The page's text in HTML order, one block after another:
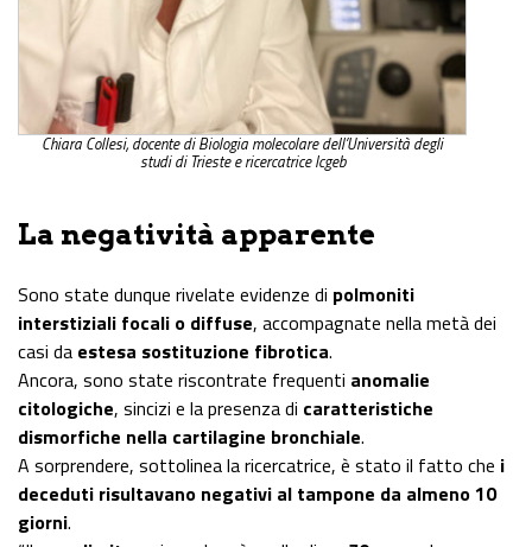
Chiara Collesi, docente di Biologia molecolare dell’Università degli
studi di Trieste e ricercatrice Icgeb
La negatività apparente
Sono state dunque rivelate evidenze di polmoniti
interstiziali focali o diffuse, accompagnate nella metà dei
casi da estesa sostituzione fibrotica.
Ancora, sono state riscontrate frequenti anomalie
citologiche, sincizi e la presenza di caratteristiche
dismorfiche nella cartilagine bronchiale.
A sorprendere, sottolinea la ricercatrice, è stato il fatto che i
deceduti risultavano negativi al tampone da almeno 10
giorni.